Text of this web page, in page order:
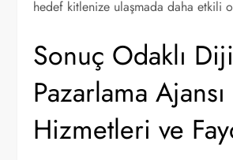
hedef kitlenize ulaşmada daha etkili
Sonuç Odaklı
Pazarlama Ajansı
Hizmetleri ve